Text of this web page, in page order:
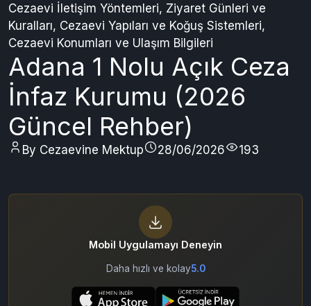
Cezaevi İletişim Yöntemleri, Ziyaret Günleri ve
Kuralları, Cezaevi Yapıları ve Koğuş Sistemleri,
Cezaevi Konumları ve Ulaşım Bilgileri
Adana 1 Nolu Açık Ceza
İnfaz Kurumu (2026
Güncel Rehber)
By Cezaevine Mektup 28/06/2026 193
Mobil Uygulamayı Deneyin
Daha hızlı ve kolay5.0